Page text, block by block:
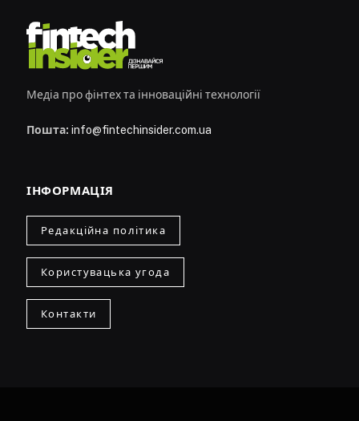
Медіа про фінтех та інноваційні технології
Пошта: info@fintechinsider.com.ua
ІНФОРМАЦІЯ
Редакційна політика
Користувацька угода
Контакти